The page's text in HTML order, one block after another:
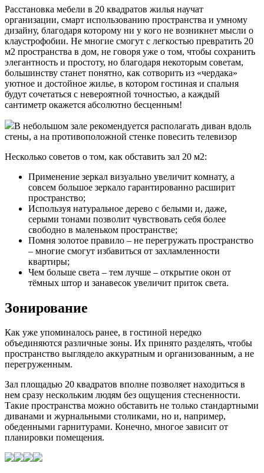
Расстановка мебели в 20 квадратов жилья научат
организации, смарт использованию пространства и умному
дизайну, благодаря которому ни у кого не возникнет мысли о
клаустрофобии. Не многие смогут с легкостью превратить 20
м2 пространства в дом, не говоря уже о том, чтобы сохранить
элегантность и простоту, но благодаря некоторым советам,
большинству станет понятно, как сотворить из «чердака»
уютное и достойное жилье, в котором гостиная и спальня
будут сочетаться с невероятной точностью, а каждый
сантиметр окажется абсолютно бесценным!
В небольшом зале рекомендуется располагать диван вдоль
стены, а на противоположной стенке повесить телевизор
Несколько советов о том, как обставить зал 20 м2:
Применение зеркал визуально увеличит комнату, а
совсем большое зеркало гарантированно расширит
пространство;
Используя натуральное дерево с белыми и, даже,
серыми тонами позволит чувствовать себя более
свободно в маленьком пространстве;
Помня золотое правило – не перегружать пространство
– многие смогут избавиться от захламленности
квартиры;
Чем больше света – тем лучше – открытие окон от
тёмных штор и занавесок увеличит приток света.
Зонирование
Как уже упоминалось ранее, в гостиной нередко
объединяются различные зоны. Их принято разделять, чтобы
пространство выглядело аккуратным и организованным, а не
перегруженным.
Зал площадью 20 квадратов вполне позволяет находиться в
нем сразу нескольким людям без ощущения стесненности.
Такие пространства можно обставить не только стандартными
диванами и журнальными столиками, но и, например,
обеденными гарнитурами. Конечно, многое зависит от
планировки помещения.